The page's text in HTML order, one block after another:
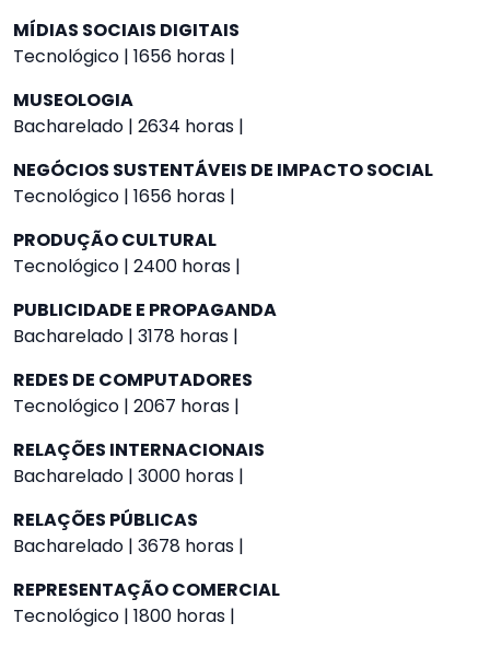
MÍDIAS SOCIAIS DIGITAIS
Tecnológico | 1656 horas |
MUSEOLOGIA
Bacharelado | 2634 horas |
NEGÓCIOS SUSTENTÁVEIS DE IMPACTO SOCIAL
Tecnológico | 1656 horas |
PRODUÇÃO CULTURAL
Tecnológico | 2400 horas |
PUBLICIDADE E PROPAGANDA
Bacharelado | 3178 horas |
REDES DE COMPUTADORES
Tecnológico | 2067 horas |
RELAÇÕES INTERNACIONAIS
Bacharelado | 3000 horas |
RELAÇÕES PÚBLICAS
Bacharelado | 3678 horas |
REPRESENTAÇÃO COMERCIAL
Tecnológico | 1800 horas |